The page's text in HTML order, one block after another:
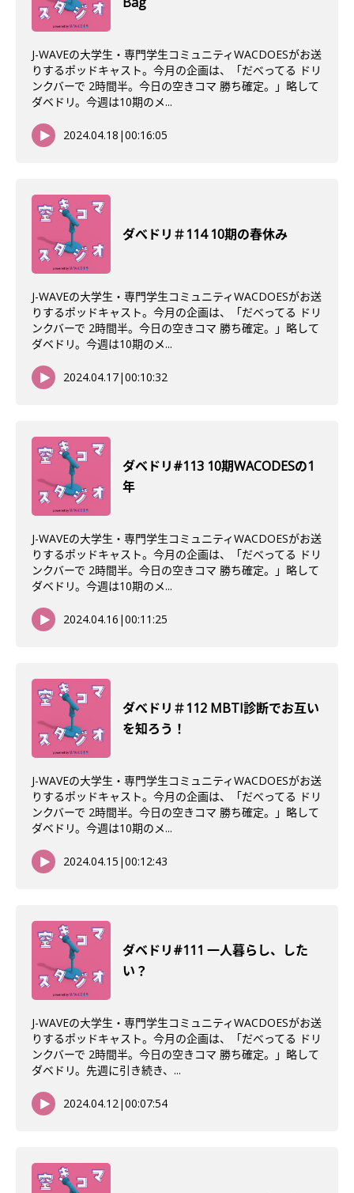
J-WAVEの大学生・専門学生コミュニティWACDOESがお送
りするポッドキャスト。今月の企画は、「だべってる ドリ
ンクバーで 2時間半。今日の空きコマ 勝ち確定。」略して
ダベドリ。今週は10期のメ...
2024.04.18 |00:16:05
ダべドリ＃114 10期の春休み
J-WAVEの大学生・専門学生コミュニティWACDOESがお送
りするポッドキャスト。今月の企画は、「だべってる ドリ
ンクバーで 2時間半。今日の空きコマ 勝ち確定。」略して
ダベドリ。今週は10期のメ...
2024.04.17|00:10:32
ダベドリ#113 10期WACODESの1
年
J-WAVEの大学生・専門学生コミュニティWACDOESがお送
りするポッドキャスト。今月の企画は、「だべってる ドリ
ンクバーで 2時間半。今日の空きコマ 勝ち確定。」略して
ダベドリ。今週は10期のメ...
2024.04.16 |00:11:25
ダべドリ＃112 MBTI診断でお互い
を知ろう！
J-WAVEの大学生・専門学生コミュニティWACDOESがお送
りするポッドキャスト。今月の企画は、「だべってる ドリ
ンクバーで 2時間半。今日の空きコマ 勝ち確定。」略して
ダベドリ。今週は10期のメ...
2024.04.15 |00:12:43
ダベドリ#111 一人暮らし、した
い？
J-WAVEの大学生・専門学生コミュニティWACDOESがお送
りするポッドキャスト。今月の企画は、「だべってる ドリ
ンクバーで 2時間半。今日の空きコマ 勝ち確定。」略して
ダベドリ。先週に引き続き、...
2024.04.12|00:07:54